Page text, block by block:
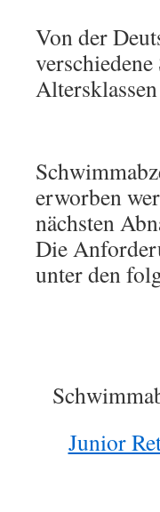
Von der
erworben
nächsten
Die
unter den
Junior